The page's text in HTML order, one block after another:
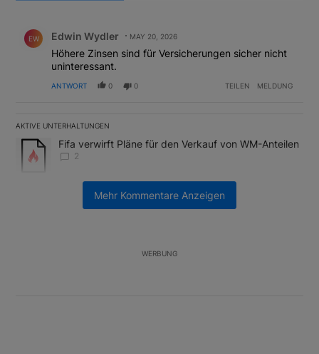
Mehr Kommentare Anzeigen
EW Edwin Wydler MAY 20, 2026
Höhere Zinsen sind für Versicherungen sicher nicht
uninteressant.
ANTWORT 0 0 TEILEN MELDUNG
AKTIVE UNTERHALTUNGEN
Das Folgende ist eine Liste der am meisten kommentierten
Ein Trendartikel mit dem Titel "Fifa verwirft Pläne für den
Fifa verwirft Pläne für den Verkauf von WM-Anteilen
2
Ein Trendartikel mit dem Titel "Tanken in der Schweiz: Die
Tanken in der Schweiz: Die besten Tipps gegen
WERBUNG